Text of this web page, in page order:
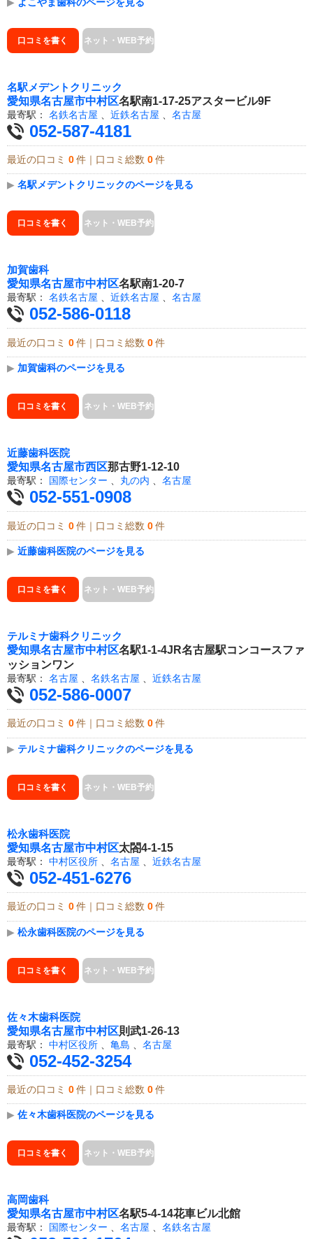
口コミを書く ネット・WEB予約
名駅メデントクリニック
愛知県名古屋市中村区名駅南1-17-25アスタービル9F
最寄駅： 名鉄名古屋 近鉄名古屋 名古屋
052-587-4181
最近の口コミ 0 件｜口コミ総数 0 件
▶ 名駅メデントクリニックのページを見る
口コミを書く ネット・WEB予約
加賀歯科
愛知県名古屋市中村区名駅南1-20-7
最寄駅： 名鉄名古屋 、 近鉄名古屋 、 名古屋
052-586-0118
最近の口コミ 0 件｜口コミ総数 0 件
▶ 加賀歯科のページを見る
口コミを書く ネット・WEB予約
近藤歯科医院
愛知県名古屋市西区那古野1-12-10
最寄駅： 国際センター 丸の内 名古屋
052-551-0908
最近の口コミ 0 件｜口コミ総数 0 件
▶ 近藤歯科医院のページを見る
口コミを書く ネット・WEB予約
テルミナ歯科クリニック
愛知県名古屋市中村区名駅1-1-4JR名古屋駅コンコースファ
ッションワン
最寄駅： 名古屋 名鉄名古屋 近鉄名古屋
052-586-0007
最近の口コミ 0 件｜口コミ総数 0 件
▶ テルミナ歯科クリニックのページを見る
口コミを書く ネット・WEB予約
松永歯科医院
愛知県名古屋市中村区太閤4-1-15
最寄駅： 中村区役所 名古屋 近鉄名古屋
052-451-6276
最近の口コミ 0 件｜口コミ総数 0 件
▶ 松永歯科医院のページを見る
口コミを書く ネット・WEB予約
佐々木歯科医院
愛知県名古屋市中村区則武1-26-13
最寄駅： 中村区役所 亀島 名古屋
052-452-3254
最近の口コミ 0 件｜口コミ総数 0 件
▶ 佐々木歯科医院のページを見る
口コミを書く ネット・WEB予約
高岡歯科
愛知県名古屋市中村区名駅5-4-14花車ビル北館
最寄駅： 国際センター 、 名古屋 、 名鉄名古屋